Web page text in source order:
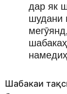
дар як
шудани
Шабакаи